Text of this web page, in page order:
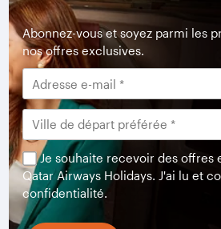
Abonnez-vous et soyez parmi les
nos offres exclusives.
Je souhaite recevoir des offres
Qatar Airways Holidays. J'ai lu et
confidentialité.